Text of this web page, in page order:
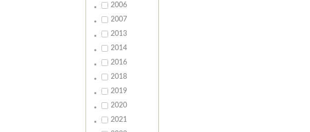
2006
2007
2013
2014
2016
2018
2019
2020
2021